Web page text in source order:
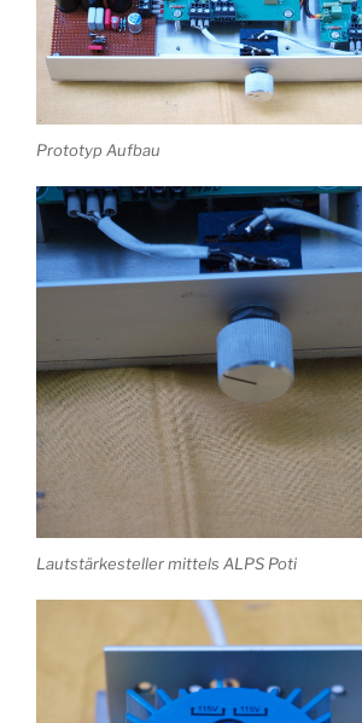
Prototyp Aufbau
Lautstärkesteller mittels ALPS Poti